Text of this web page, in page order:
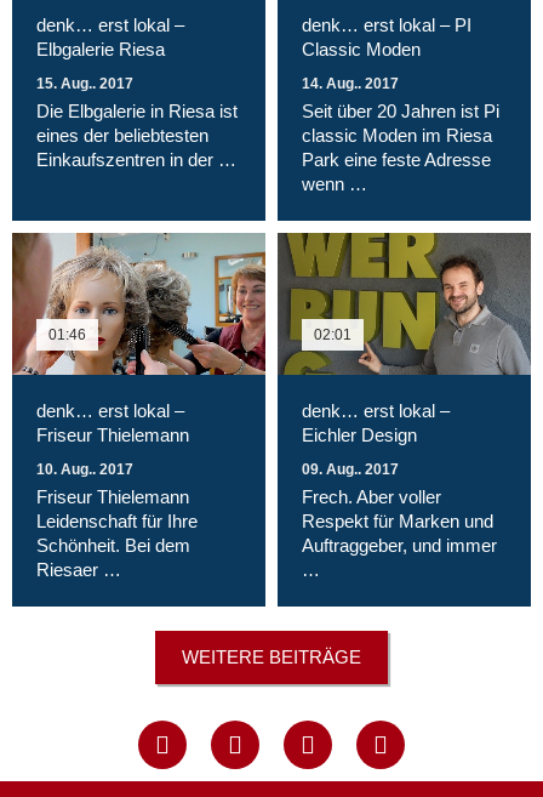
denk… erst lokal –
Elbgalerie Riesa
15. Aug.. 2017
Die Elbgalerie in Riesa ist
eines der beliebtesten
Einkaufszentren in der …
denk… erst lokal – PI
Classic Moden
14. Aug.. 2017
Seit über 20 Jahren ist Pi
classic Moden im Riesa
Park eine feste Adresse
wenn …
01:46
denk… erst lokal –
Friseur Thielemann
10. Aug.. 2017
Friseur Thielemann
Leidenschaft für Ihre
Schönheit. Bei dem
Riesaer …
02:01
denk… erst lokal –
Eichler Design
09. Aug.. 2017
Frech. Aber voller
Respekt für Marken und
Auftraggeber, und immer
…
WEITERE BEITRÄGE